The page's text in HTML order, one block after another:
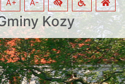
Kozy
A+ A-